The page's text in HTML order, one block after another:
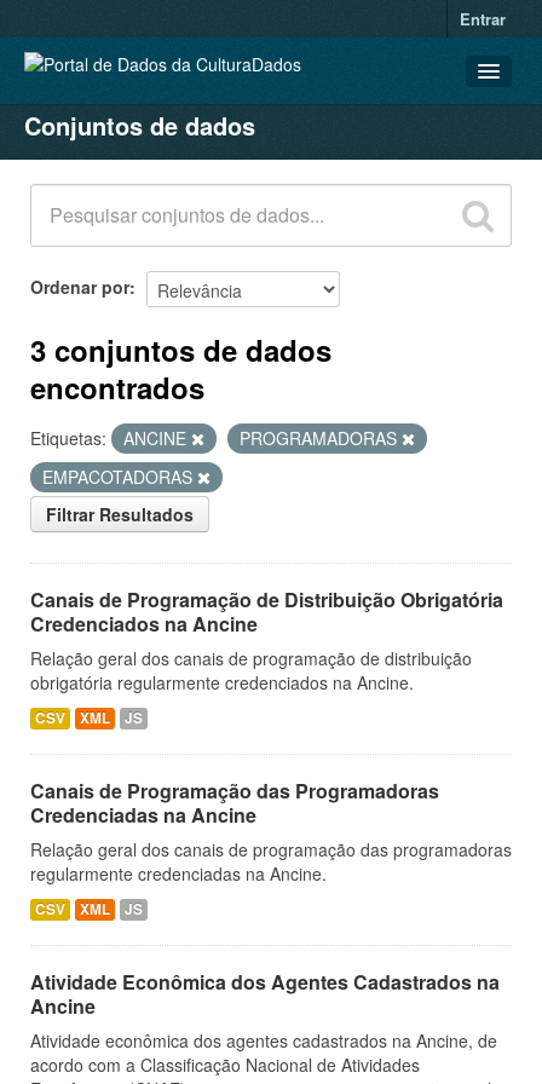
Entrar
CONJUNTOS DE DADOS
ORGANIZAÇÕES
GRUPOS
SOBRE
Conjuntos de dados
Ordenar por
3 conjuntos de dados
encontrados
Etiquetas: ANCINE
PROGRAMADORAS
EMPACOTADORAS
Filtrar Resultados
Canais de Programação de Distribuição Obrigatória
Credenciados na Ancine
Relação geral dos canais de programação de distribuição
obrigatória regularmente credenciados na Ancine.
CSV XML JS
Canais de Programação das Programadoras
Credenciadas na Ancine
Relação geral dos canais de programação das programadoras
regularmente credenciadas na Ancine.
CSV XML JS
Atividade Econômica dos Agentes Cadastrados na
Ancine
Atividade econômica dos agentes cadastrados na Ancine, de
acordo com a Classificação Nacional de Atividades